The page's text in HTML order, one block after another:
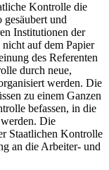
Kontrolle die
und
Institutionen der
auf dem Papier
des Referenten
durch neue,
werden. Die
zu einem Ganzen
befassen, in die
Die
Staatlichen Kontrolle
an die Arbeiter- und